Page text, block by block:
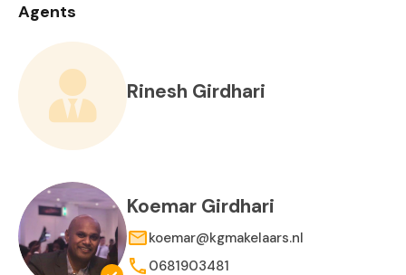
Agents
Rinesh Girdhari
Koemar Girdhari
koemar@kgmakelaars.nl
0681903481